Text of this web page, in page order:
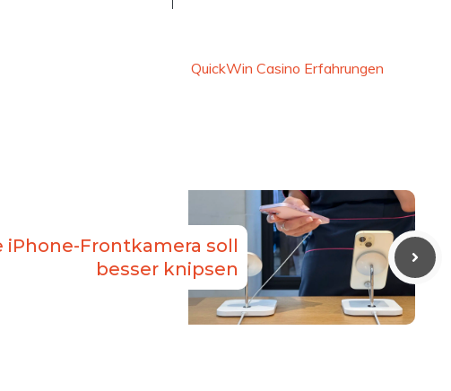
QuickWin Casino Erfahrungen
iPhone-Frontkamera soll
besser knipsen